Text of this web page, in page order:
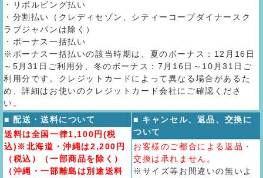
・リボルビング払い
・分割払い（クレディセゾン、シティーコープダイナースク
ラブジャパンは除く）
・ボーナス一括払い
※ボーナス一括払いの該当時期は、夏のボーナス：12月16日
～5月31日ご利用分、冬のボーナス：7月16日～10月31日ご
利用分です。クレジットカードによって異なる場合があるた
め、詳細はお使いのクレジットカード会社にご確認くださ
い。
■ 配送・送料について
送料は全国一律1,100円(税
込)※北海道・沖縄は2,200円
（税込）（一部商品を除く）
（沖縄・一部離島は別途送料
■ キャンセル、返品、交換に
ついて
お客様のご都合による返品・
交換は承れません。
※サイズ等お間違いの無いよ